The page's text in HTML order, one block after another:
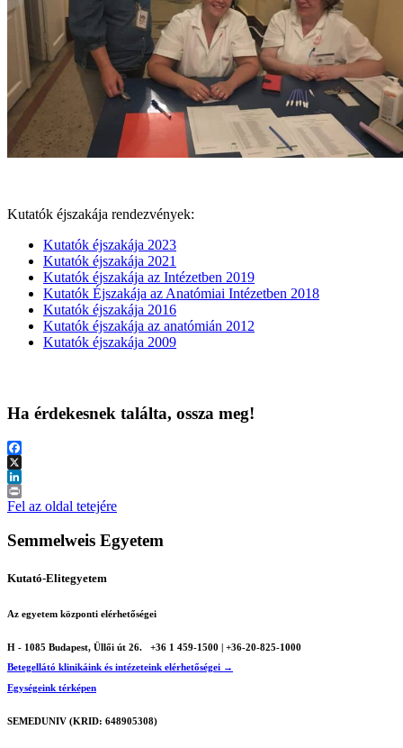
Kutatók éjszakája rendezvények:
Kutatók éjszakája 2023
Kutatók éjszakája 2021
Kutatók éjszakája az Intézetben 2019
Kutatók Éjszakája az Anatómiai Intézetben 2018
Kutatók éjszakája 2016
Kutatók éjszakája az anatómián 2012
Kutatók éjszakája 2009
Ha érdekesnek találta, ossza meg!
Facebook
X
LinkedIn
Print
Fel az oldal tetejére
Semmelweis Egyetem
Kutató-Elitegyetem
Az egyetem központi elérhetőségei
H - 1085 Budapest, Üllői út 26.
+36 1 459-1500 | +36-20-825-1000
Betegellátó klinikáink és intézeteink elérhetőségei →
Egységeink térképen
SEMEDUNIV (KRID: 648905308)